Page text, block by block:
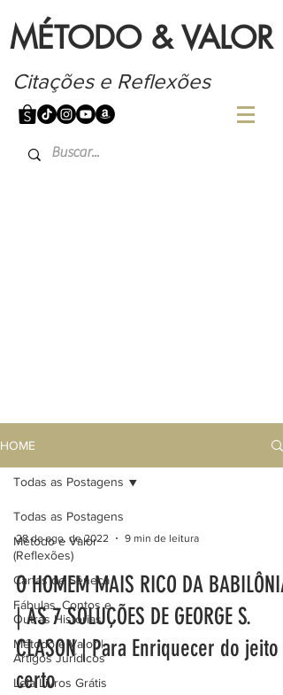
MÉTODO & VALOR
Citações e Reflexões
HOME
Todas as Postagens
Método e Valor
(Reflexões)
Cartas de Sêneca
Fábulas, Contos e
Outras Histórias
Método e Valor |
Artigos Jurídicos
Leia Livros Grátis
Todas as Postagens
28 de ago. de 2022 9 min de leitura
O HOMEM MAIS RICO DA BABILÔNIA
| AS 7 SOLUÇÕES DE GEORGE S.
CLASON | Para Enriquecer do jeito
certo